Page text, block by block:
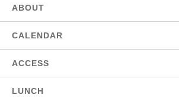
ABOUT
CALENDAR
ACCESS
LUNCH